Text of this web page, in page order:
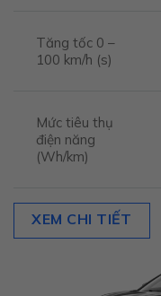
Tăng tốc 0 –
100 km/h (s)
Mức tiêu thụ
điện năng
(Wh/km)
XEM CHI TIẾT